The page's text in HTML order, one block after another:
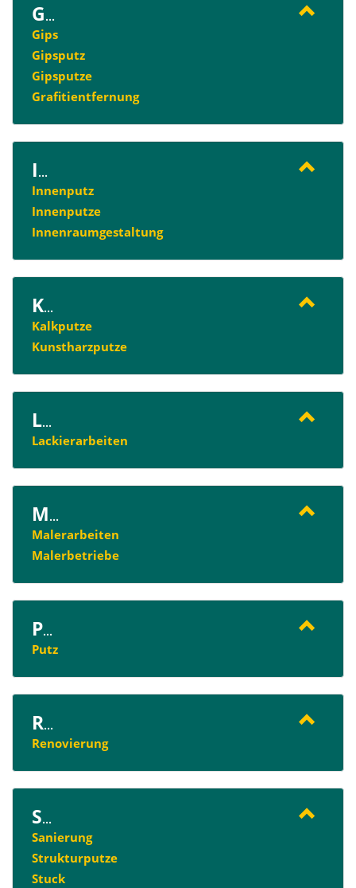
G...
Gips
Gipsputz
Gipsputze
Grafitientfernung
I...
Innenputz
Innenputze
Innenraumgestaltung
K...
Kalkputze
Kunstharzputze
L...
Lackierarbeiten
M...
Malerarbeiten
Malerbetriebe
P...
Putz
R...
Renovierung
S...
Sanierung
Strukturputze
Stuck